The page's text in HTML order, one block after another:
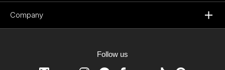
Company
Follow us